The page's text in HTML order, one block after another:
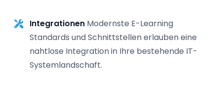
Integrationen Modernste E-Learning
Standards und Schnittstellen erlauben eine
nahtlose Integration in Ihre bestehende IT-
Systemlandschaft.